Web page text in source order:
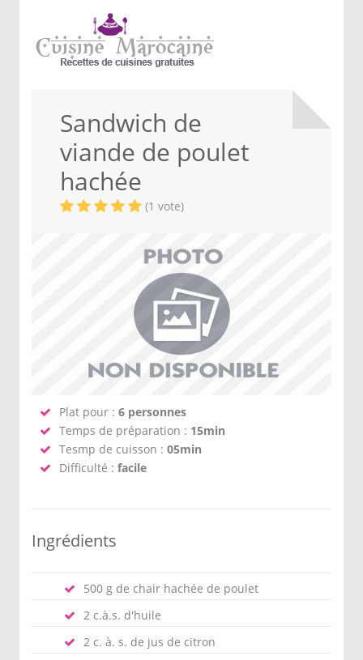
Sandwich de
viande de poulet
hachée
(1 vote)
Plat pour : 6 personnes
Temps de préparation : 15min
Tesmp de cuisson : 05min
Difficulté : facile
Ingrédients
500 g de chair hachée de poulet
2 c.à.s. d'huile
2 c. à. s. de jus de citron